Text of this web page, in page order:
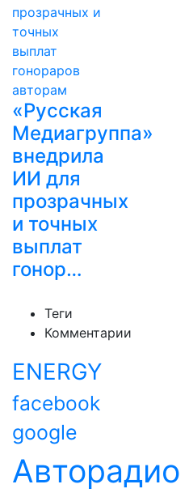
«Русская
Медиагруппа»
внедрила
ИИ для
прозрачных
и точных
выплат
гонор…
Теги
Комментарии
ENERGY
facebook
google
Авторадио